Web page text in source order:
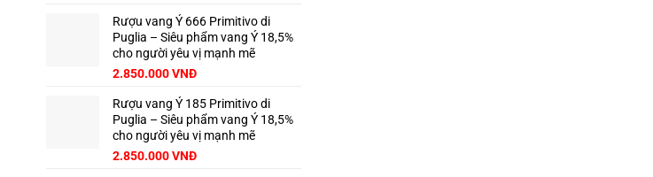
Rượu vang Ý 666 Primitivo di
Puglia – Siêu phẩm vang Ý 18,5%
cho người yêu vị mạnh mẽ
2.850.000VNĐ
Rượu vang Ý 185 Primitivo di
Puglia – Siêu phẩm vang Ý 18,5%
cho người yêu vị mạnh mẽ
2.850.000VNĐ